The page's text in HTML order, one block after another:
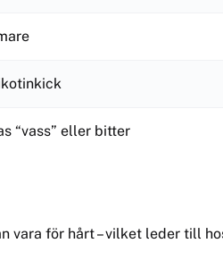
“vass” eller bitter
vara för hårt – vilket leder till